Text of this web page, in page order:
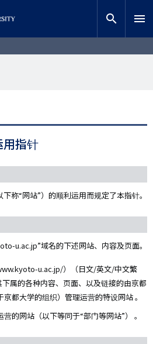
索 search menu
指针
称“网站”）的顺利运用而规定了本指针。
u.ac.jp”域名的下述网站、内容及页面。
u.ac.jp/）（日文/英文/中文繁
属的各种内容、页面、以及链接的由京都
都大学的组织）管理运营的特设网站 。
的网站（以下等同于“部门等网站”） 。